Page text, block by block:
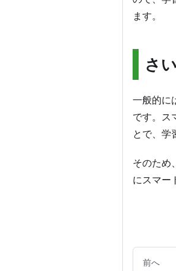
ます。
さ
一般的に
です。ス
とで、学
そのため
にスマー
前へ